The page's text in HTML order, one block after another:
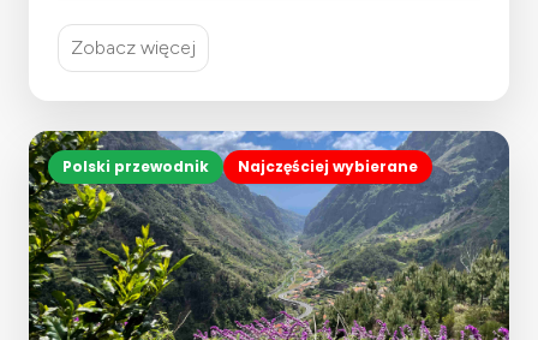
Zobacz więcej
Polski przewodnik Najczęściej wybierane